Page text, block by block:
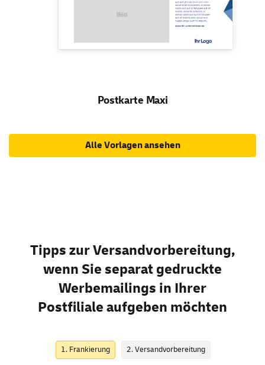
Postkarte Maxi
Alle Vorlagen ansehen
Tipps zur Versandvorbereitung,
wenn Sie separat gedruckte
Werbemailings in Ihrer
Postfiliale aufgeben möchten
1. Frankierung 2. Versandvorbereitung